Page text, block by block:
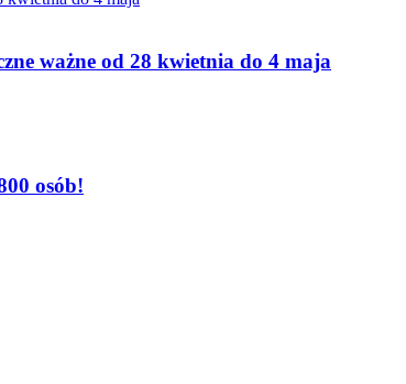
ważne od 28 kwietnia do 4 maja
osób!